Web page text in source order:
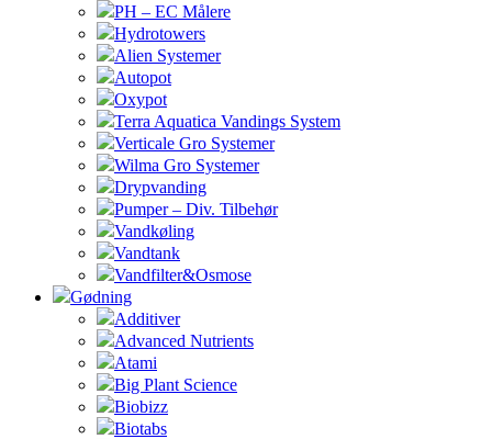
PH – EC Målere
Hydrotowers
Alien Systemer
Autopot
Oxypot
Terra Aquatica Vandings System
Verticale Gro Systemer
Wilma Gro Systemer
Drypvanding
Pumper – Div. Tilbehør
Vandkøling
Vandtank
Vandfilter&Osmose
Gødning
Additiver
Advanced Nutrients
Atami
Big Plant Science
Biobizz
Biotabs